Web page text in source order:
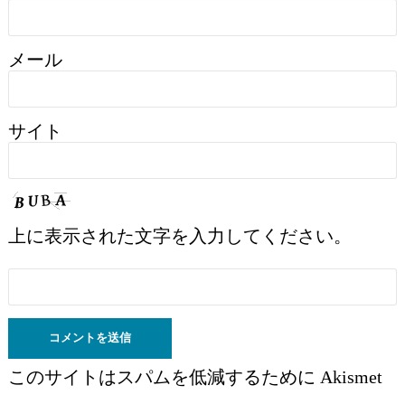
メール
サイト
上に表示された文字を入力してください。
このサイトはスパムを低減するために Akismet